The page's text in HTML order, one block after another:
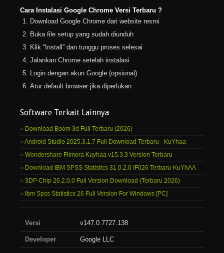
Cara Instalasi Google Chrome Versi Terbaru ?
Download Google Chrome dari website resmi
Buka file setup yang sudah diunduh
Klik “Install” dan tunggu proses selesai
Jalankan Chrome setelah instalasi
Login dengan akun Google (opsional)
Atur default browser jika diperlukan
Software Terkait Lainnya
Download Boom 3d Full Terbaru (2026)
Android Studio 2025.3.1.7 Full Download Terbaru - KuYhaa
Wondershare Filmora Kuyhaa v15.3.3 Version Terbaru
Download IBM SPSS Statistics 31.0.2.0 IF026 Terbaru-KuYhAA
3DP Chip 26.2.0.0 Full Version Download (Terbaru 2026)
Ibm Spss Statistics 26 Full Version For Windows [PC]
Versi v147.0.7727.138
Developer Google LLC